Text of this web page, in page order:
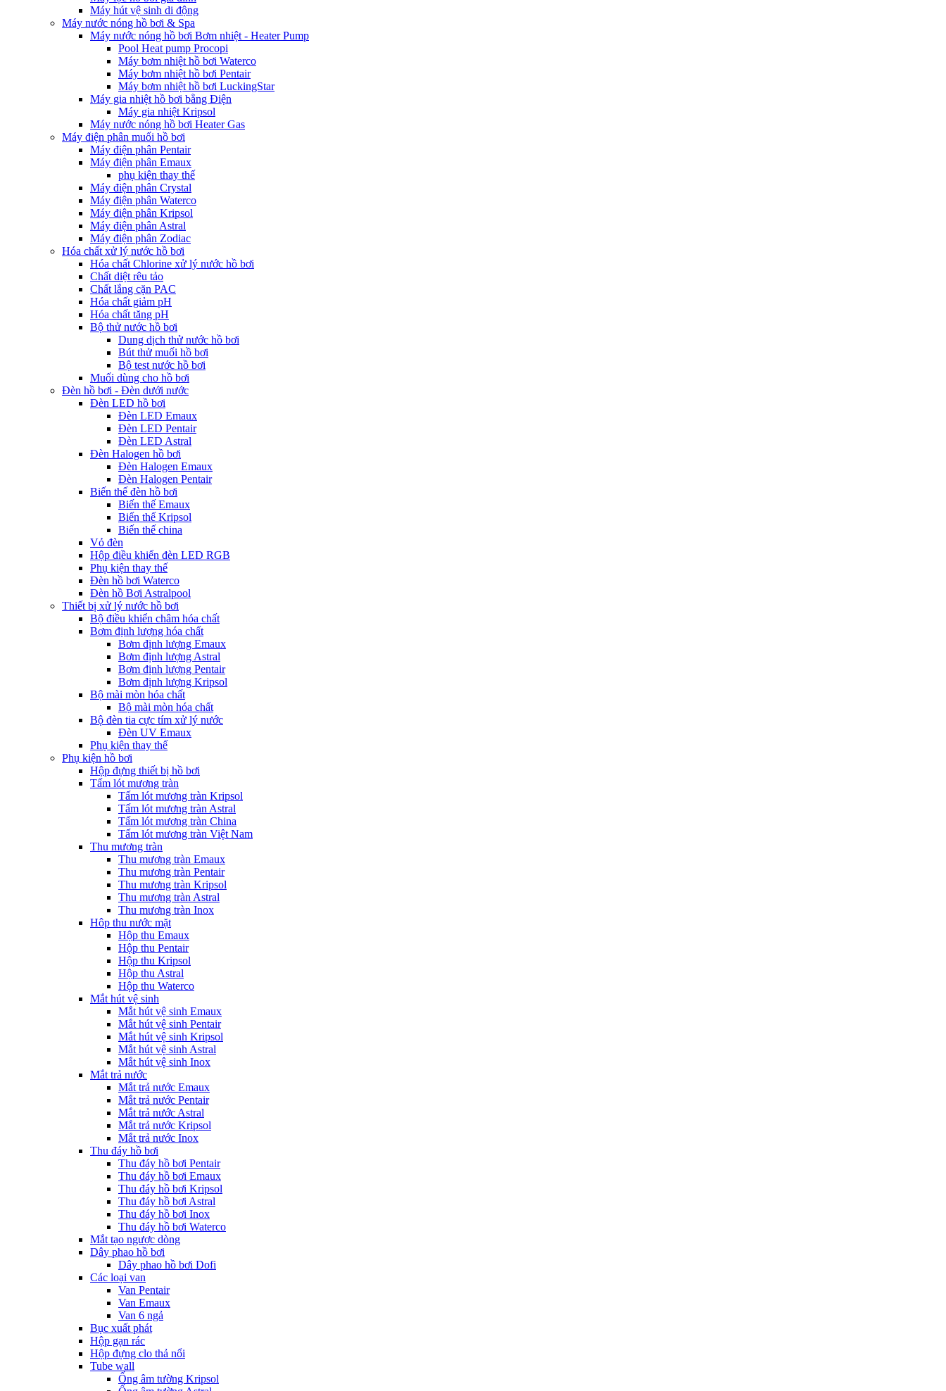
Máy hút vệ sinh di động
Máy nước nóng hồ bơi & Spa
Máy nước nóng hồ bơi Bơm nhiệt - Heater Pump
Pool Heat pump Procopi
Máy bơm nhiệt hồ bơi Waterco
Máy bơm nhiệt hồ bơi Pentair
Máy bơm nhiệt hồ bơi LuckingStar
Máy gia nhiệt hồ bơi bằng Điện
Máy gia nhiệt Kripsol
Máy nước nóng hồ bơi Heater Gas
Máy điện phân muối hồ bơi
Máy điện phân Pentair
Máy điện phân Emaux
phụ kiện thay thế
Máy điện phân Crystal
Máy điện phân Waterco
Máy điện phân Kripsol
Máy điện phân Astral
Máy điện phân Zodiac
Hóa chất xử lý nước hồ bơi
Hóa chất Chlorine xử lý nước hồ bơi
Chất diệt rêu tảo
Chất lắng cặn PAC
Hóa chất giảm pH
Hóa chất tăng pH
Bộ thử nước hồ bơi
Dung dịch thử nước hồ bơi
Bút thử muối hồ bơi
Bộ test nước hồ bơi
Muối dùng cho hồ bơi
Đèn hồ bơi - Đèn dưới nước
Đèn LED hồ bơi
Đèn LED Emaux
Đèn LED Pentair
Đèn LED Astral
Đèn Halogen hồ bơi
Đèn Halogen Emaux
Đèn Halogen Pentair
Biến thế đèn hồ bơi
Biến thế Emaux
Biến thế Kripsol
Biến thế china
Vỏ đèn
Hộp điều khiển đèn LED RGB
Phụ kiện thay thế
Đèn hồ bơi Waterco
Đèn hồ Bơi Astralpool
Thiết bị xử lý nước hồ bơi
Bộ điều khiển châm hóa chất
Bơm định lượng hóa chất
Bơm định lượng Emaux
Bơm định lượng Astral
Bơm định lượng Pentair
Bơm định lượng Kripsol
Bộ mài mòn hóa chất
Bộ mài mòn hóa chất
Bộ đèn tia cực tím xử lý nước
Đèn UV Emaux
Phụ kiện thay thế
Phụ kiện hồ bơi
Hộp đựng thiết bị hồ bơi
Tấm lót mương tràn
Tấm lót mương tràn Kripsol
Tấm lót mương tràn Astral
Tấm lót mương tràn China
Tấm lót mương tràn Việt Nam
Thu mương tràn
Thu mương tràn Emaux
Thu mương tràn Pentair
Thu mương tràn Kripsol
Thu mương tràn Astral
Thu mương tràn Inox
Hôp thu nước mặt
Hộp thu Emaux
Hộp thu Pentair
Hộp thu Kripsol
Hộp thu Astral
Hộp thu Waterco
Mắt hút vệ sinh
Mắt hút vệ sinh Emaux
Mắt hút vệ sinh Pentair
Mắt hút vệ sinh Kripsol
Mắt hút vệ sinh Astral
Mắt hút vệ sinh Inox
Mắt trả nước
Mắt trả nước Emaux
Mắt trả nước Pentair
Mắt trả nước Astral
Mắt trả nước Kripsol
Mắt trả nước Inox
Thu đáy hồ bơi
Thu đáy hồ bơi Pentair
Thu đáy hồ bơi Emaux
Thu đáy hồ bơi Kripsol
Thu đáy hồ bơi Astral
Thu đáy hồ bơi Inox
Thu đáy hồ bơi Waterco
Mắt tạo ngược dòng
Dây phao hồ bơi
Dây phao hồ bơi Dofi
Các loại van
Van Pentair
Van Emaux
Van 6 ngả
Bục xuất phát
Hộp gạn rác
Hộp đựng clo thả nổi
Tube wall
Ống âm tường Kripsol